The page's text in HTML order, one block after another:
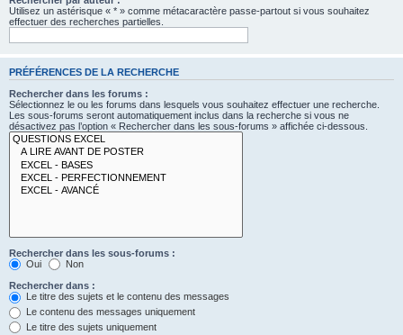
Utilisez un astérisque « * » comme métacaractère passe-partout si vous souhaitez
effectuer des recherches partielles.
PRÉFÉRENCES DE LA RECHERCHE
Rechercher dans les forums :
Sélectionnez le ou les forums dans lesquels vous souhaitez effectuer une recherche.
Les sous-forums seront automatiquement inclus dans la recherche si vous ne
désactivez pas l’option « Rechercher dans les sous-forums » affichée ci-dessous.
Rechercher dans les sous-forums :
Oui
Non
Rechercher dans :
Le titre des sujets et le contenu des messages
Le contenu des messages uniquement
Le titre des sujets uniquement